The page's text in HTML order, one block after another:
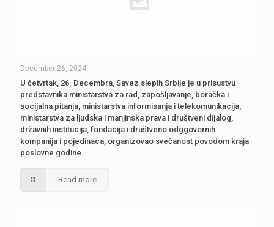
December 26, 2024
U četvrtak, 26. Decembra, Savez slepih Srbije je u prisustvu
predstavnika ministarstva za rad, zapošljavanje, boračka i
socijalna pitanja, ministarstva informisanja i telekomunikacija,
ministarstva za ljudska i manjinska prava i društveni dijalog,
državnih institucija, fondacija i društveno odggovornih
kompanija i pojedinaca, organizovao svečanost povodom kraja
poslovne godine.
Read more